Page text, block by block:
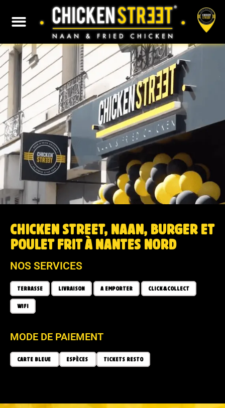
CHICKEN STREET, NAAN, BURGER ET
POULET FRIT À NANTES NORD
NOS SERVICES
TERRASSE LIVRAISON A EMPORTER CLICK&COLLECT
WIFI
MODE DE PAIEMENT
CARTE BLEUE ESPÈCES TICKETS RESTO